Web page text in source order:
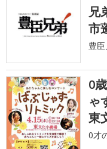
兄
市
豊
0
ゃ
東
0才